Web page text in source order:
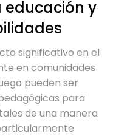
educación y
significativo en el
en comunidades
pueden ser
para
de una manera